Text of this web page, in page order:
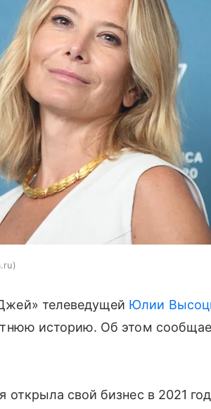
телеведущей Юлии
историю. Об этом
открыла свой бизнес в 2021